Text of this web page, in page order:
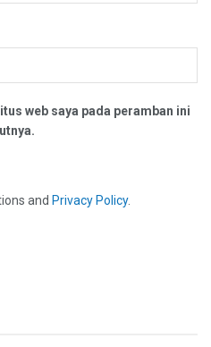
web saya pada peramban ini
and Privacy Policy.